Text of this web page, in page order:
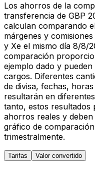
Los ahorros de la
transferencia de GBP
calculan comparando
márgenes y
y Xe el mismo día 8/8/
comparación
ejemplo dado y
cargos. Diferentes
de divisa, fechas,
resultarán en
tanto, estos resultados
ahorros reales y
gráfico de
trimestralmente.
Tarifas Valor convertido